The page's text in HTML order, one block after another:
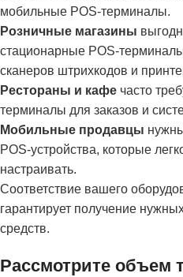
мобильные POS-терминалы.
Розничные магазины
стационарные POS-
сканеров штрихкодов и
Рестораны и кафе часто
терминалы для заказов и
Мобильные продавцы
POS-устройства, которые
настраивать.
Соответствие вашего
гарантирует получение
средств.
Рассмотрите объем